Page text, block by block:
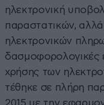
ηλεκτρονική
παραστατικών,
ηλεκτρονικών
δασμοφορολογικές
χρήσης των
τέθηκε σε πλήρη
2015 με την